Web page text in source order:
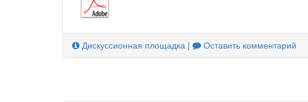
Дискуссионная площадка | Оставить комментарий